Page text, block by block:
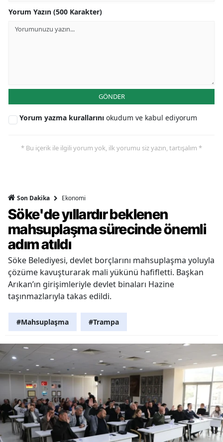
Yorum Yazın (500 Karakter)
GÖNDER
Yorum yazma kurallarını okudum ve kabul ediyorum
* Bu içerik ile ilgili yorum yok, ilk yorumu siz yazın, tartışalım *
Son Dakika Ekonomi
Söke'de yıllardır beklenen
mahsuplaşma sürecinde önemli
adım atıldı
Söke Belediyesi, devlet borçlarını mahsuplaşma yoluyla
çözüme kavuşturarak mali yükünü hafifletti. Başkan
Arıkan’ın girişimleriyle devlet binaları Hazine
taşınmazlarıyla takas edildi.
#Mahsuplaşma #Trampa